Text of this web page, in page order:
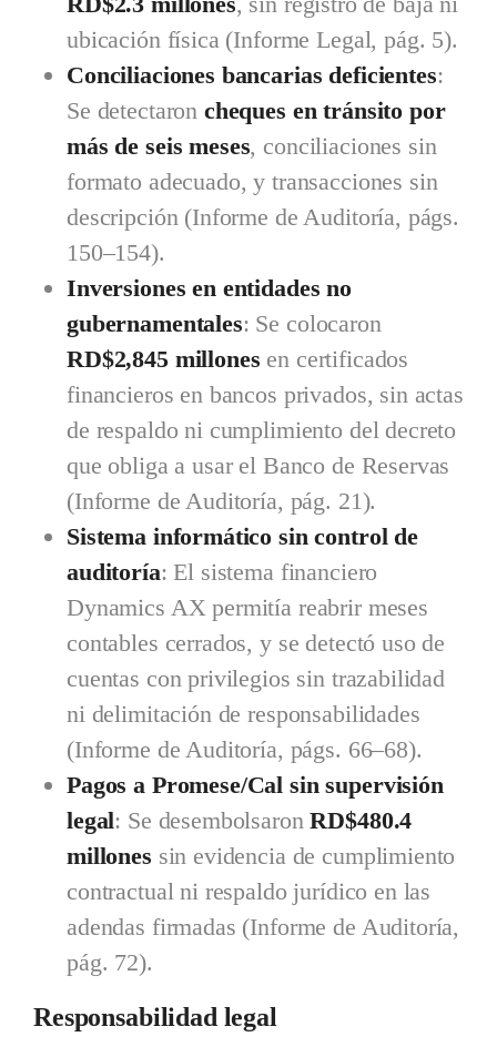
ubicación física (Informe Legal, pág. 5).
Conciliaciones bancarias deficientes:
Se detectaron cheques en tránsito por
más de seis meses, conciliaciones sin
formato adecuado, y transacciones sin
descripción (Informe de Auditoría, págs.
150–154).
Inversiones en entidades no
gubernamentales: Se colocaron
RD$2,845 millones en certificados
financieros en bancos privados, sin actas
de respaldo ni cumplimiento del decreto
que obliga a usar el Banco de Reservas
(Informe de Auditoría, pág. 21).
Sistema informático sin control de
auditoría: El sistema financiero
Dynamics AX permitía reabrir meses
contables cerrados, y se detectó uso de
cuentas con privilegios sin trazabilidad
ni delimitación de responsabilidades
(Informe de Auditoría, págs. 66–68).
Pagos a Promese/Cal sin supervisión
legal: Se desembolsaronRD$480.4
millones sin evidencia de cumplimiento
contractual ni respaldo jurídico en las
adendas firmadas (Informe de Auditoría,
pág. 72).
Responsabilidad legal